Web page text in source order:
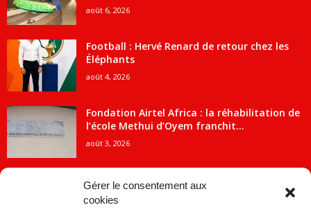
Gérer le consentement aux
cookies
août 6, 2026
Football : Hervé Renard de retour chez les
Éléphants
août 4, 2026
Fondation Airtel Africa : la réhabilitation de
l’école Methui d’Oyem franchit...
août 3, 2026
CATÉGORIE POPULAIRE